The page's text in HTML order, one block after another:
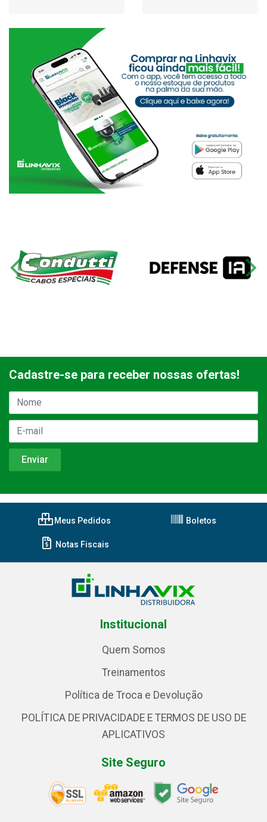
Cadastre-se para receber nossas ofertas!
Meus Pedidos Boletos
Notas Fiscais
Institucional
Quem Somos
Treinamentos
Política de Troca e Devolução
POLÍTICA DE PRIVACIDADE E TERMOS DE USO DE
APLICATIVOS
Site Seguro